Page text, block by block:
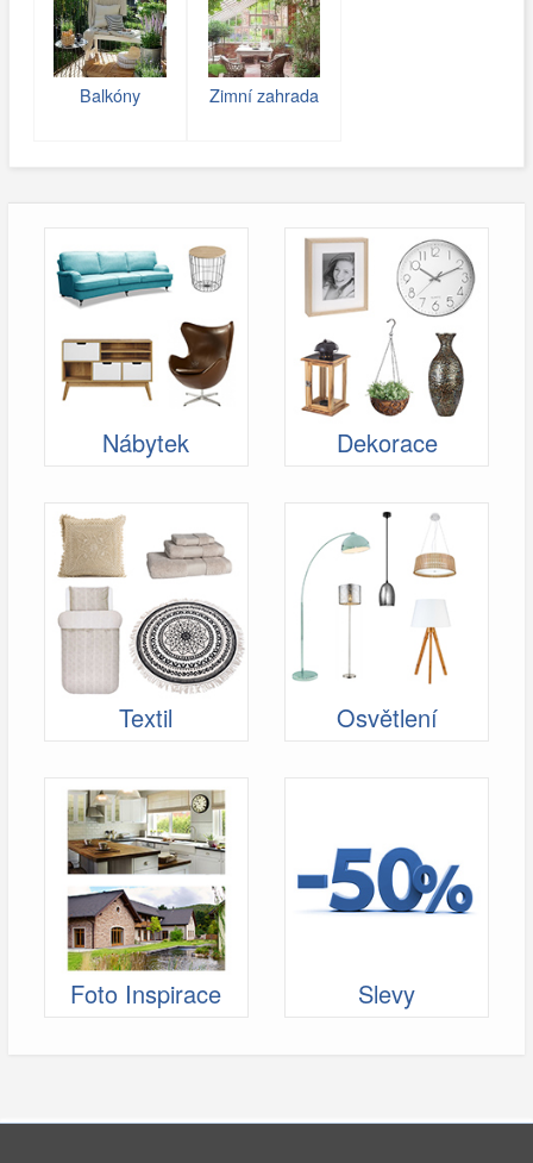
Balkóny Zimní zahrada
Nábytek Dekorace
Textil Osvětlení
Foto Inspirace Slevy